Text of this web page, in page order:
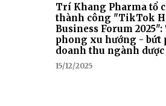
Trí Khang Pharma tổ
thành công "TikTok
Business Forum
phong xu hướng - bứt
doanh thu ngành dược
15/12/2025